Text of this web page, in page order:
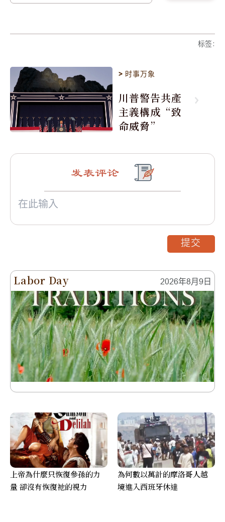
标签:
> 时事万象
川普警告共產
主義構成“致
命威脅”
Labor Day 2026年8月9日
发表评论
提交
上帝為什麼只恢復參孫的力
量 卻沒有恢復祂的視力
為何數以萬計的摩洛哥人越
境進入西班牙休達